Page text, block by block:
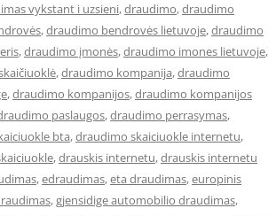
vykstant i uzsieni,draudimo,draudimo
,draudimo bendrovės lietuvoje,draudimo
,draudimo įmonės,draudimo imones lietuvoje,
,draudimo kompanija,draudimo
,draudimo kompanijos,draudimo kompanijos
paslaugos,draudimo perrasymas,
bta,draudimo skaiciuokle internetu,
,drauskis internetu,drauskis internetu
,edraudimas,eta draudimas,europinis
,gjensidige automobilio draudimas,